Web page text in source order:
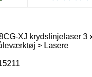
XJ krydslinjelaser 3
> Lasere